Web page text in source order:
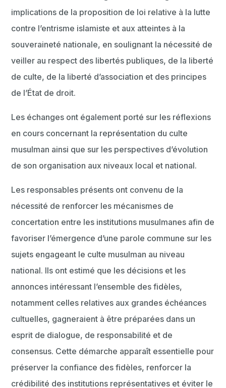
implications de la proposition de loi relative à la lutte
contre l’entrisme islamiste et aux atteintes à la
souveraineté nationale, en soulignant la nécessité de
veiller au respect des libertés publiques, de la liberté
de culte, de la liberté d’association et des principes
de l’État de droit.
Les échanges ont également porté sur les réflexions
en cours concernant la représentation du culte
musulman ainsi que sur les perspectives d’évolution
de son organisation aux niveaux local et national.
Les responsables présents ont convenu de la
nécessité de renforcer les mécanismes de
concertation entre les institutions musulmanes afin de
favoriser l’émergence d’une parole commune sur les
sujets engageant le culte musulman au niveau
national. Ils ont estimé que les décisions et les
annonces intéressant l’ensemble des fidèles,
notamment celles relatives aux grandes échéances
cultuelles, gagneraient à être préparées dans un
esprit de dialogue, de responsabilité et de
consensus. Cette démarche apparaît essentielle pour
préserver la confiance des fidèles, renforcer la
crédibilité des institutions représentatives et éviter le